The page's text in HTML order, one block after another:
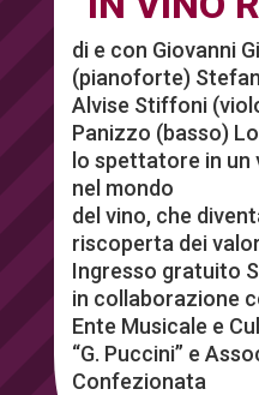
di e con Giovanni
(pianoforte)
Alvise Stiffoni
Panizzo (basso)
lo spettatore in
nel mondo
del vino, che
riscoperta dei
Ingresso gratuito
in collaborazione
Ente Musicale e
“G. Puccini” e
Confezionata